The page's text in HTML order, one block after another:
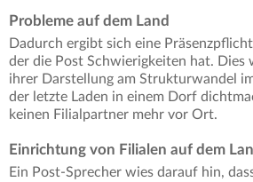
Probleme auf dem Land
Dadurch ergibt sich eine
der die Post Schwierigkeiten hat. Dies
ihrer Darstellung am Strukturwandel
der letzte Laden in einem Dorf
keinen Filialpartner mehr vor Ort.
Einrichtung von Filialen auf dem
Ein Post-Sprecher wies darauf hin,